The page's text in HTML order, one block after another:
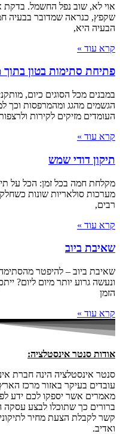
אוי לא, שוב נפל החשמל.
שקפץ, כנראה שמדובר בבעיה
הבעיה היא,
קרא עוד »
פתיחת סתימות בטון בתוך
במבנים מכל הסוגים כיום,
הגשמים מהגג ומהמרפסות וכך
העומדים מזיקים לקירות
קרא עוד »
תיקון דודי שמש
מקלחת חמה בכל זמן: הכל על
מערכות סולאריות שונות
רבים,
קרא עוד »
שאיבת ביוב
שאיבת ביוב – להיפטר
ונעשה גרוע יותר מיום ליום?
הזמן
קרא עוד »
אודות סנטר אינסטלציה:
סנטר אינסטלציה הינה חברת
עובדים בעיקר באזור מרכז
מאמרים אשר יספקו לכם ידע
ברורים כך שתוכלו לבצע עסקה
קשר לקבלת הצעת מחיר
ואדיב.